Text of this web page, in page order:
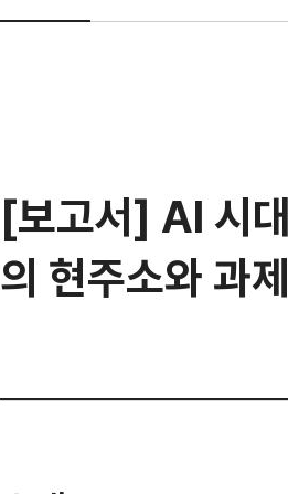
[보고서] AI 시
의 현주소와 과